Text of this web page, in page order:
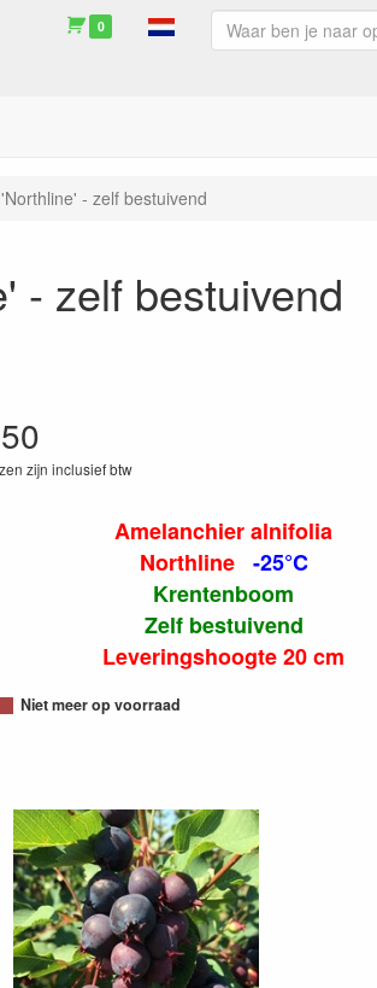
0
- zelf bestuivend
- zelf bestuivend
zijn inclusief btw
Amelanchier alnifolia
Northline -25°C
Krentenboom
Zelf bestuivend
Leveringshoogte 20 cm
Niet meer op voorraad